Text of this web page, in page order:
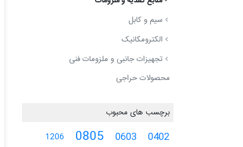
سیم و کابل
الکترومکانیک
تجهیزات جانبی و ملزومات فنی
محصولات حراجی
برچسب های محبوب
0402
0603
0805
1206